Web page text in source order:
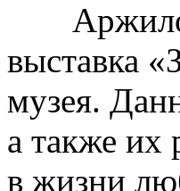
выставка
музея.
а также их
в жизни